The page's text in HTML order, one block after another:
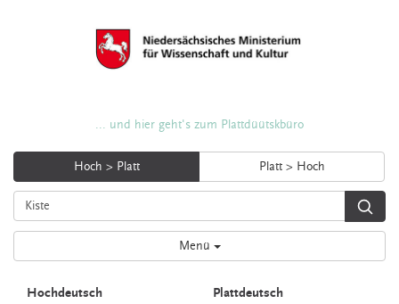
... und hier geht's zum Plattdüütskbüro
Hoch > Platt Platt > Hoch
Menü
Hochdeutsch Plattdeutsch